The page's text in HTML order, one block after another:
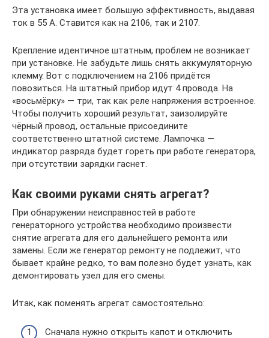
Эта установка имеет большую эффективность, выдавая
ток в 55 А. Ставится как на 2106, так и 2107.
Крепление идентичное штатным, проблем не возникает
при установке. Не забудьте лишь снять аккумуляторную
клемму. Вот с подключением на 2106 придётся
повозиться. На штатный прибор идут 4 провода. На
«восьмёрку» — три, так как реле напряжения встроенное.
Чтобы получить хороший результат, заизолируйте
чёрный провод, остальные присоедините
соответственно штатной системе. Лампочка —
индикатор разряда будет гореть при работе генератора,
при отсутствии зарядки гаснет.
Как своими руками снять агрегат?
При обнаружении неисправностей в работе
генераторного устройства необходимо произвести
снятие агрегата для его дальнейшего ремонта или
замены. Если же генератор ремонту не подлежит, что
бывает крайне редко, то вам полезно будет узнать, как
демонтировать узел для его смены.
Итак, как поменять агрегат самостоятельно:
Сначала нужно открыть капот и отключить